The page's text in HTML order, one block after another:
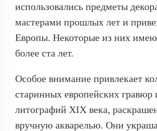
использовались предметы
мастерами прошлых лет и
Европы. Некоторые из них
более ста лет.
Особое внимание привлекает
старинных европейских гравюр
литографий XIX века,
вручную акварелью. Они